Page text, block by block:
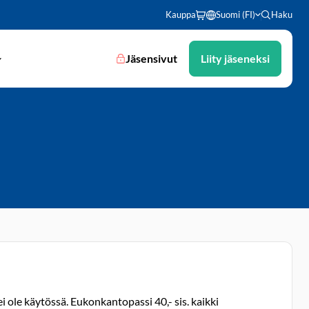
Kauppa Suomi (FI) Haku
Jäsensivut Liity jäseneksi
käytössä. Eukonkantopassi 40,- sis. kaikki